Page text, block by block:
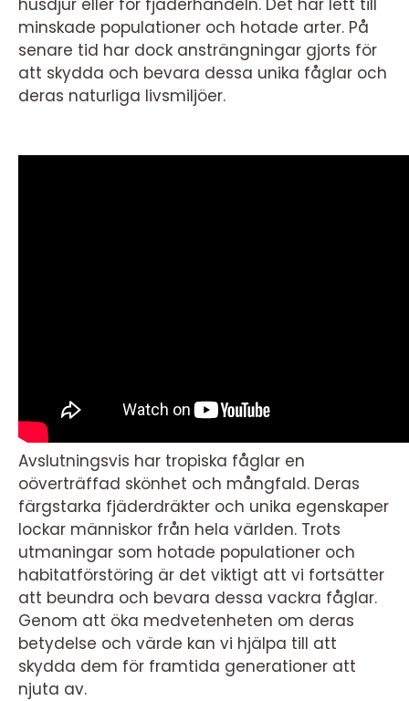
husdjur eller för fjäderhandeln. Det har lett till
minskade populationer och hotade arter. På
senare tid har dock ansträngningar gjorts för
att skydda och bevara dessa unika fåglar och
deras naturliga livsmiljöer.
Avslutningsvis har tropiska fåglar en
oöverträffad skönhet och mångfald. Deras
färgstarka fjäderdräkter och unika egenskaper
lockar människor från hela världen. Trots
utmaningar som hotade populationer och
habitatförstöring är det viktigt att vi fortsätter
att beundra och bevara dessa vackra fåglar.
Genom att öka medvetenheten om deras
betydelse och värde kan vi hjälpa till att
skydda dem för framtida generationer att
njuta av.